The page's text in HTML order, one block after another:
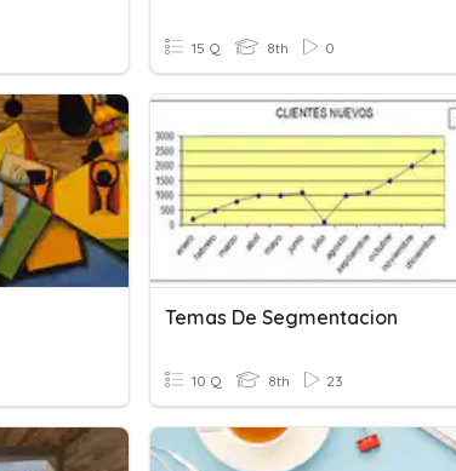
15 Q 8th 0
Temas De Segmentacion
10 Q 8th 23